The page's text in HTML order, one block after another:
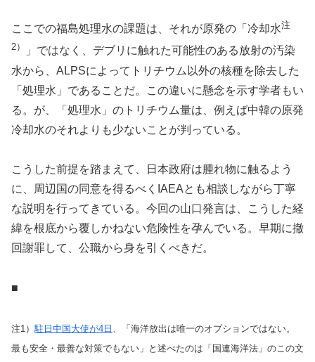
ここでの福島処理水の課題は、それが原発の「冷却水注
2）
」ではなく、デブリに触れた可能性のある放射の汚染
水から、ALPSによってトリチウム以外の核種を除去した
「処理水」であることだ。この違いに懸念を示す学者もい
る。が、「処理水」のトリチウム量は、例えば中韓の原発
冷却水のそれよりも少ないことが判っている。
こうした前提を踏まえて、日本政府は腫れ物に触るよう
に、周辺国の同意を得るべくIAEAとも相談しながら丁寧
な説明を行ってきている。今回の山口発言は、こうした経
緯を根底から覆しかねない危険性を孕んでいる。早期に撤
回謝罪して、公職から身を引くべきだ。
■
注1）駐日中国大使が4日 、「海洋放出は唯一のオプションではない。
最も安全・最善な対策でもない」と述べたのは「国連海洋法」のこの文